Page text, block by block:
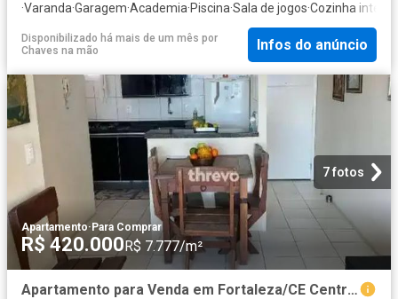
·Varanda·Garagem·Academia·Piscina·Sala de jogos·Cozinha
Disponibilizado há mais de um mês por
Chaves na mão
Infos do anúncio
7 fotos
Apartamento·Para Comprar
R$ 420.000R$ 7.777/m²
Apartamento para Venda em Fortaleza/CE Centro 2 Quartos